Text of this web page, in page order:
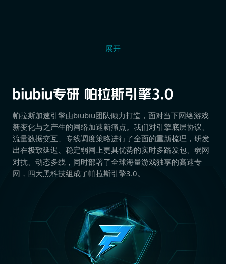
展开
帕拉斯加速引擎由biubiu团队倾力打造，面对当下网络游戏
新变化与之产生的网络加速新痛点。我们对引擎底层协议、
流量数据交互、专线调度策略进行了全面的重新梳理，研发
出在极致延迟、稳定弱网上更具优势的实时多路发包、弱网
对抗、动态多线，同时部署了全球海量游戏独享的高速专
网，四大黑科技组成了帕拉斯引擎3.0。